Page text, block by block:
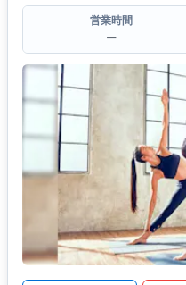
営業時間
ー